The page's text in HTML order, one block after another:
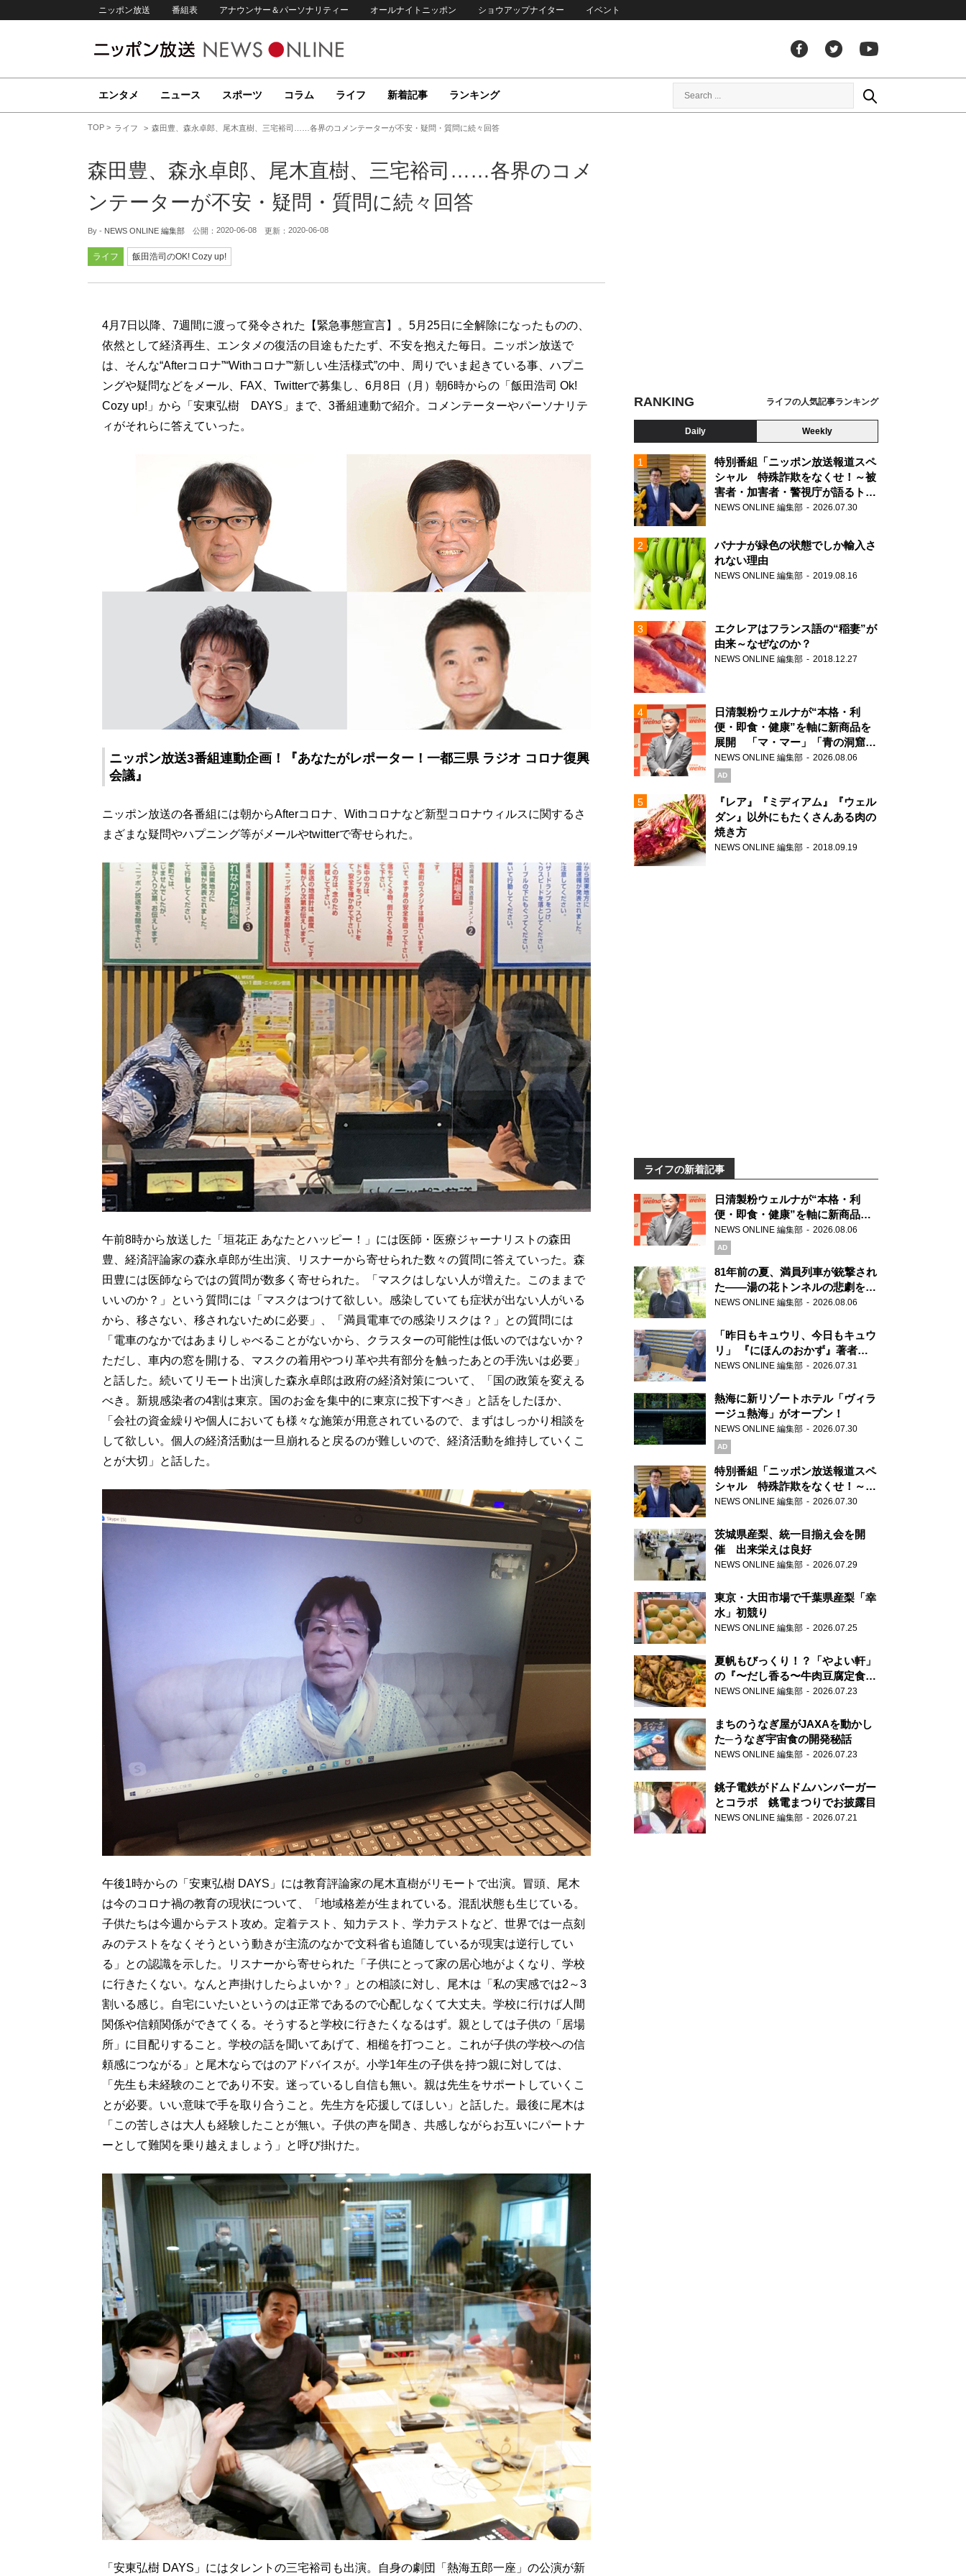
ニッポン放送 番組表 アナウンサー＆パーソナリティー オールナイトニッポン ショウアップナイター イベント
エンタメ ニュース スポーツ コラム ライフ 新着記事 ランキング
TOP ライフ 森田豊、森永卓郎、尾木直樹、三宅裕司……各界のコメンテーターが不安・疑問・質問に続々回答
森田豊、森永卓郎、尾木直樹、三宅裕司……各界のコメ
ンテーターが不安・疑問・質問に続々回答
By - NEWS ONLINE 編集部 公開： 2020-06-08 更新： 2020-06-08
ライフ 飯田浩司のOK! Cozy up!
4月7日以降、7週間に渡って発令された【緊急事態宣言】。5月25日に全解除になったものの、
依然として経済再生、エンタメの復活の目途もたたず、不安を抱えた毎日。ニッポン放送で
は、そんな“Afterコロナ”“Withコロナ”“新しい生活様式”の中、周りでいま起きている事、ハプニ
ングや疑問などをメール、FAX、Twitterで募集し、6月8日（月）朝6時からの「飯田浩司 Ok!
Cozy up!」から「安東弘樹 DAYS」まで、3番組連動で紹介。コメンテーターやパーソナリテ
ィがそれらに答えていった。
ニッポン放送3番組連動企画！『あなたがレポーター！一都三県 ラジオ コロナ復興
会議』
ニッポン放送の各番組には朝からAfterコロナ、Withコロナなど新型コロナウィルスに関するさ
まざまな疑問やハプニング等がメールやtwitterで寄せられた。
午前8時から放送した「垣花正 あなたとハッピー！」には医師・医療ジャーナリストの森田
豊、経済評論家の森永卓郎が生出演、リスナーから寄せられた数々の質問に答えていった。森
田豊には医師ならではの質問が数多く寄せられた。「マスクはしない人が増えた。このままで
いいのか？」という質問には「マスクはつけて欲しい。感染していても症状が出ない人がいる
から、移さない、移されないために必要」、「満員電車での感染リスクは？」との質問には
「電車のなかではあまりしゃべることがないから、クラスターの可能性は低いのではないか？
ただし、車内の窓を開ける、マスクの着用やつり革や共有部分を触ったあとの手洗いは必要」
と話した。続いてリモート出演した森永卓郎は政府の経済対策について、「国の政策を変える
べき。新規感染者の4割は東京。国のお金を集中的に東京に投下すべき」と話をしたほか、
「会社の資金繰りや個人においても様々な施策が用意されているので、まずはしっかり相談を
して欲しい。個人の経済活動は一旦崩れると戻るのが難しいので、経済活動を維持していくこ
とが大切」と話した。
午後1時からの「安東弘樹 DAYS」には教育評論家の尾木直樹がリモートで出演。冒頭、尾木
は今のコロナ禍の教育の現状について、「地域格差が生まれている。混乱状態も生じている。
子供たちは今週からテスト攻め。定着テスト、知力テスト、学力テストなど、世界では一点刻
みのテストをなくそうという動きが主流のなかで文科省も追随しているが現実は逆行してい
る」との認識を示した。リスナーから寄せられた「子供にとって家の居心地がよくなり、学校
に行きたくない。なんと声掛けしたらよいか？」との相談に対し、尾木は「私の実感では2～3
割いる感じ。自宅にいたいというのは正常であるので心配しなくて大丈夫。学校に行けば人間
関係や信頼関係ができてくる。そうすると学校に行きたくなるはず。親としては子供の「居場
所」に目配りすること。学校の話を聞いてあげて、相槌を打つこと。これが子供の学校への信
頼感につながる」と尾木ならではのアドバイスが。小学1年生の子供を持つ親に対しては、
「先生も未経験のことであり不安。迷っているし自信も無い。親は先生をサポートしていくこ
とが必要。いい意味で手を取り合うこと。先生方を応援してほしい」と話した。最後に尾木は
「この苦しさは大人も経験したことが無い。子供の声を聞き、共感しながらお互いにパートナ
ーとして難関を乗り越えましょう」と呼び掛けた。
「安東弘樹 DAYS」にはタレントの三宅裕司も出演。自身の劇団「熱海五郎一座」の公演が新
RANKING ライフの人気記事ランキング
Daily Weekly
特別番組「ニッポン放送報道スペ
シャル 特殊詐欺をなくせ！～被
害者・加害者・警視庁が語るトク
リュウの実態～」放送
NEWS ONLINE 編集部 2026.07.30
バナナが緑色の状態でしか輸入さ
れない理由
NEWS ONLINE 編集部 2019.08.16
エクレアはフランス語の“稲妻”が
由来～なぜなのか？
NEWS ONLINE 編集部 2018.12.27
日清製粉ウェルナが“本格・利
便・即食・健康”を軸に新商品を
展開 「マ・マー」「青の洞窟」
ブランドを強化
NEWS ONLINE 編集部 2026.08.06
『レア』『ミディアム』『ウェル
ダン』以外にもたくさんある肉の
焼き方
NEWS ONLINE 編集部 2018.09.19
ライフの新着記事
日清製粉ウェルナが“本格・利
便・即食・健康”を軸に新商品を
展開 「マ・マー」「青の洞窟」
ブランドを強化
NEWS ONLINE 編集部 2026.08.06
AD
81年前の夏、満員列車が銃撃され
た――湯の花トンネルの悲劇を語
り継ぐ男性
NEWS ONLINE 編集部 2026.08.06
「昨日もキュウリ、今日もキュウ
リ」 『にほんのおかず』著者が
見つけた家庭料理の知恵
NEWS ONLINE 編集部 2026.07.31
熱海に新リゾートホテル「ヴィラ
ージュ熱海」がオープン！
NEWS ONLINE 編集部 2026.07.30
AD
特別番組「ニッポン放送報道スペ
シャル 特殊詐欺をなくせ！～被
害者・加害者・警視庁が語るトク
NEWS ONLINE 編集部 2026.07.30
茨城県産梨、統一目揃え会を開
催 出来栄えは良好
NEWS ONLINE 編集部 2026.07.29
東京・大田市場で千葉県産梨「幸
水」初競り
NEWS ONLINE 編集部 2026.07.25
夏帆もびっくり！？「やよい軒」
の『〜だし香る〜牛肉豆腐定食』
が香り高すぎる
NEWS ONLINE 編集部 2026.07.23
まちのうなぎ屋がJAXAを動かし
た─うなぎ宇宙食の開発秘話
NEWS ONLINE 編集部 2026.07.23
銚子電鉄がドムドムハンバーガー
とコラボ 銚電まつりでお披露目
NEWS ONLINE 編集部 2026.07.21